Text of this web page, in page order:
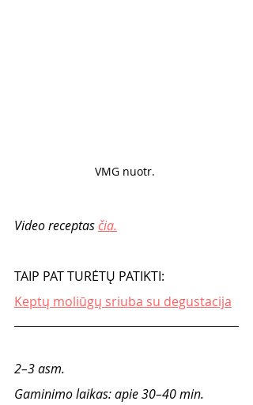
VMG nuotr.
Video receptas čia.
TAIP PAT TURĖTŲ PATIKTI:
Keptų moliūgų sriuba su degustacija
2–3 asm.
Gaminimo laikas: apie 30–40 min.